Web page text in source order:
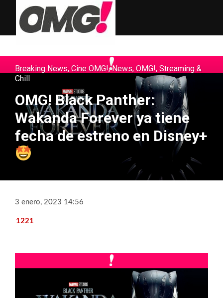
Breaking News, Cine OMG!,News, OMG!, Streaming &
Chill
OMG! Black Panther:
Wakanda Forever ya tiene
fecha de estreno en Disney+
3 enero, 2023 14:56
1221